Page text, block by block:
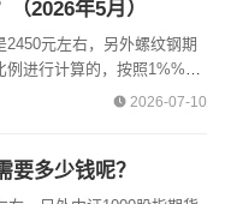
2026年5月）
例进行计算的，按照1%%交
排低保证金开户，这点...
2026-07-10
要多少钱呢？